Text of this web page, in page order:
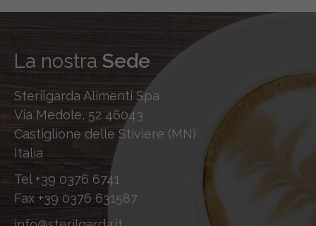
La nostra Sede
Sterilgarda Alimenti Spa
Via Medole, 52 46043
Castiglione delle Stiviere (MN)
Italia
Tel +39 0376 6741
Fax +39 0376 631587